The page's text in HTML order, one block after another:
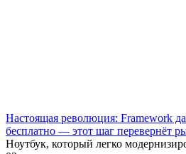
Настоящая революция: Framework
бесплатно — этот шаг перевернёт
Ноутбук, который легко